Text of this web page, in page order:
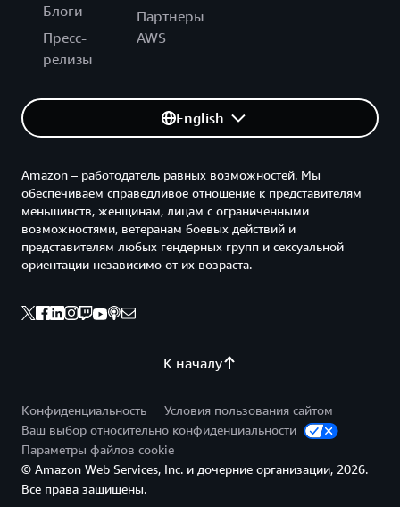
Блоги
Пресс-
релизы
Партнеры
AWS
English
К началу
Amazon – работодатель равных возможностей. Мы
обеспечиваем справедливое отношение к представителям
меньшинств, женщинам, лицам с ограниченными
возможностями, ветеранам боевых действий и
представителям любых гендерных групп и сексуальной
ориентации независимо от их возраста.
Конфиденциальность
Условия пользования сайтом
Ваш выбор относительно конфиденциальности
Параметры файлов cookie
© Amazon Web Services, Inc. и дочерние организации, 2026.
Все права защищены.